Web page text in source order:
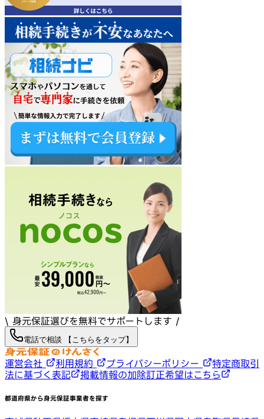
\ 身元保証選びを無料でサポートします /
電話で相談 【こちらをタップ】
運営会社 利用規約 プライバシーポリシー
特定商取引
法に基づく表記
掲載情報の加除訂正希望はこちら
都道府県から身元保証事業者を探す